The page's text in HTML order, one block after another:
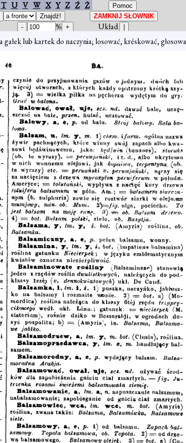
T U V W X Y Z Ź Ż
%
Układ
lub kartek do naczynia; losować, kréskować,